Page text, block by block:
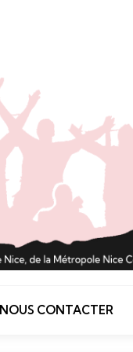
NOUS CONTACTER